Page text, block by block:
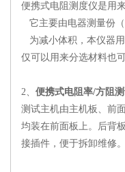
便携式电阻测度仪是用
它主要由电器测量份
为减小体积，本仪器
仅可以用来分选材料也
2、 便携式电阻率/方阻
测试主机由主机板、前
均装在前面板上。后背
接插件，便于拆卸维修